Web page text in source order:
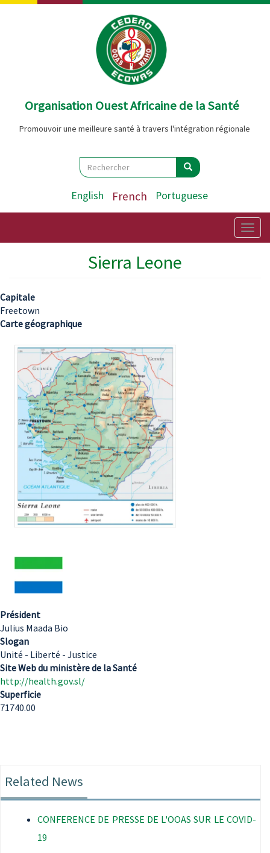
Aller
Organisation Ouest Africaine de la Santé
Promouvoir une meilleure santé à travers l'intégration régionale
Search
Rechercher Rechercher
English French Portuguese
Sierra Leone
Capitale
Freetown
Carte géographique
Image
Président
Julius Maada Bio
Slogan
Unité - Liberté - Justice
Site Web du ministère de la Santé
http://health.gov.sl/
Superficie
71740.00
Related News
CONFERENCE DE PRESSE DE L'OOAS SUR LE COVID-
19